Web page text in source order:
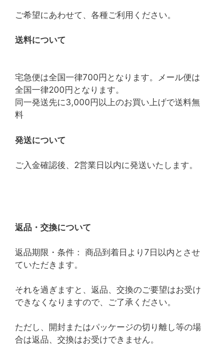
ご希望にあわせて、各種ご利用ください。
送料について
宅急便は全国一律700円となります。メール便は
全国一律200円となります。
同一発送先に3,000円以上のお買い上げで送料無
料
発送について
ご入金確認後、2営業日以内に発送いたします。
返品・交換について
返品期限・条件： 商品到着日より7日以内とさせ
ていただきます。
それを過ぎますと、返品、交換のご要望はお受け
できなくなりますので、ご了承ください。
ただし、開封またはパッケージの切り離し等の場
合は返品、交換はお受けできません。